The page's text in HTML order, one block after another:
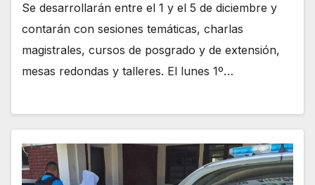
Se desarrollarán entre el 1 y el 5 de diciembre y
contarán con sesiones temáticas, charlas
magistrales, cursos de posgrado y de extensión,
mesas redondas y talleres. El lunes 1º…